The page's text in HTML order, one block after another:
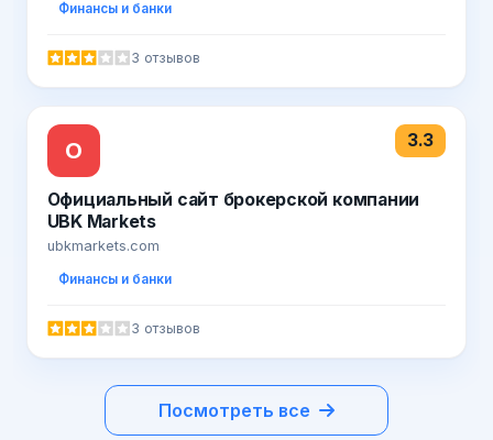
Финансы и банки
3 отзывов
О 3.3
Официальный сайт брокерской компании
UBK Markets
ubkmarkets.com
Финансы и банки
3 отзывов
Посмотреть все